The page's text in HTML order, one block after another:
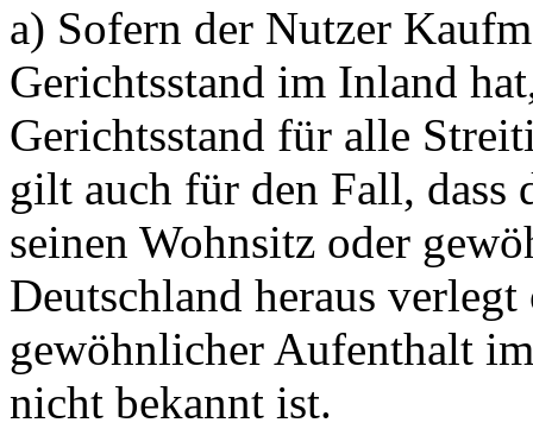
a) Sofern der Nutzer
Gerichtsstand im Inland
Gerichtsstand für alle
gilt auch für den Fall, dass
seinen Wohnsitz oder
Deutschland heraus
gewöhnlicher Aufenthalt
nicht bekannt ist.